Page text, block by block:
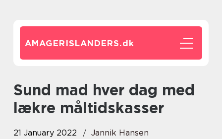
AMAGERISLANDERS.dk
Sund mad hver dag med
lækre måltidskasser
21 January 2022
Jannik Hansen